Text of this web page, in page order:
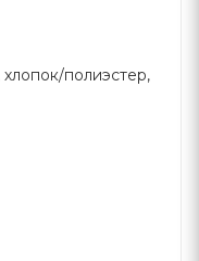
полиэстер,